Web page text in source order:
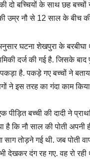
दो बच्चियों के साथ छह बच्‍चों
उम्र नौ से 12 साल के बीच
घटना शेखपुरा के बरबीघा
दर्ज की गई है. जिसके बाद
है. पकड़े गए बच्‍चों ने
ने इस तरह का गंदा काम
पीड़ि‍त बच्‍ची की दादी ने
है कि नौ साल की पोती
तोड़ने गई थी. जब पोती
देखकर दंग रह गए. वह रो रही